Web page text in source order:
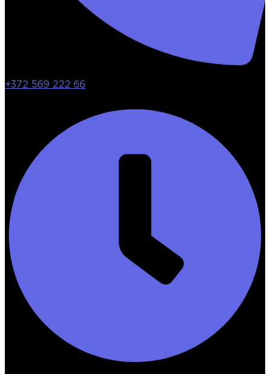
+372 569 222 66